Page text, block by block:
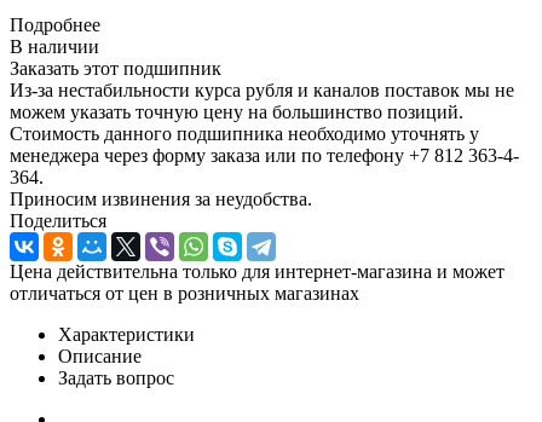
Подробнее
В наличии
Заказать этот подшипник
Из-за нестабильности курса рубля и каналов поставок мы не
можем указать точную цену на большинство позиций.
Стоимость данного подшипника необходимо уточнять у
менеджера через форму заказа или по телефону +7 812 363-4-
364.
Приносим извинения за неудобства.
Поделиться
Цена действительна только для интернет-магазина и может
отличаться от цен в розничных магазинах
Характеристики
Описание
Задать вопрос